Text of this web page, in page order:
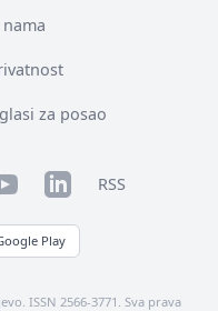
nama
za posao
LinkedInRSS
Play
ISSN 2566-3771. Sva prava